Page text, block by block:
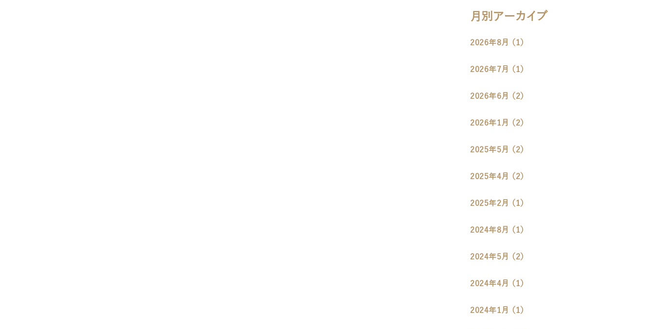
月別アーカイブ
2026年8月 （1）
2026年7月 （1）
2026年6月 （2）
2026年1月 （2）
2025年5月 （2）
2025年4月 （2）
2025年2月 （1）
2024年8月 （1）
2024年5月 （2）
2024年4月 （1）
2024年1月 （1）